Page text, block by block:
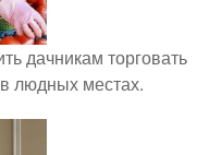
дачникам торговать
людных местах.